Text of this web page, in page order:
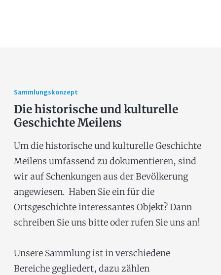
Sammlungskonzept
Die historische und kulturelle
Geschichte Meilens
Um die historische und kulturelle Geschichte
Meilens umfassend zu dokumentieren, sind
wir auf Schenkungen aus der Bevölkerung
angewiesen. Haben Sie ein für die
Ortsgeschichte interessantes Objekt? Dann
schreiben Sie uns bitte oder rufen Sie uns an!
Unsere Sammlung ist in verschiedene
Bereiche gegliedert, dazu zählen